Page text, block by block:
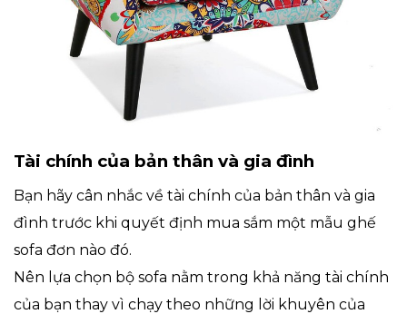
Tài chính của bản thân và gia đình
Bạn hãy cân nhắc về tài chính của bản thân và gia
đình trước khi quyết định mua sắm một mẫu ghế
sofa đơn nào đó.
Nên lựa chọn bộ sofa nằm trong khả năng tài chính
của bạn thay vì chạy theo những lời khuyên của